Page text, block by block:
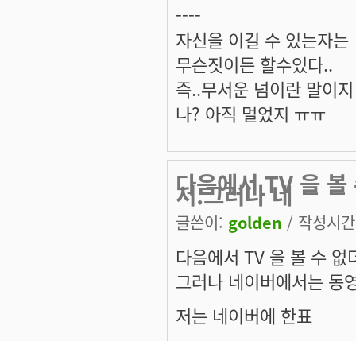
----
자신을 이길 수 있는자는
무슨짓이든 할수있다..
즉..무서운 넘이란 말이
나? 아직 멀었지 ㅠㅠ
다음에서 TV 을
서.그러나 네
글쓴이: golden / 작성시
다음에서 TV 을 볼 수
그러나 네이버에서는 동
저는 네이버에 한표